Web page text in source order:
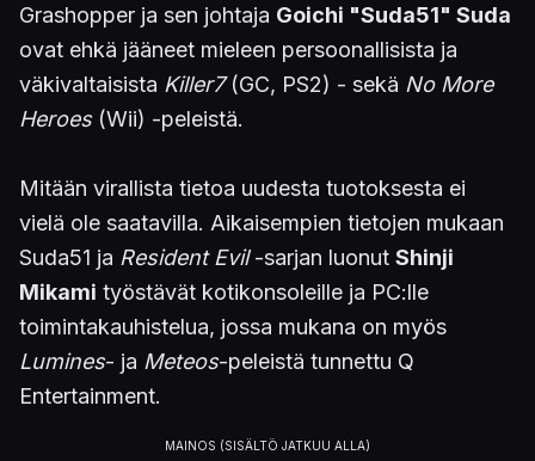
Grashopper ja sen johtaja Goichi "Suda51" Suda
ovat ehkä jääneet mieleen persoonallisista ja
väkivaltaisista Killer7(GC, PS2) - sekä No More
Heroes(Wii) -peleistä.
Mitään virallista tietoa uudesta tuotoksesta ei
vielä ole saatavilla. Aikaisempien tietojen mukaan
Suda51 ja Resident Evil-sarjan luonut Shinji
Mikami työstävät kotikonsoleille ja PC:lle
toimintakauhistelua, jossa mukana on myös
Lumines- ja Meteos-peleistä tunnettu Q
Entertainment.